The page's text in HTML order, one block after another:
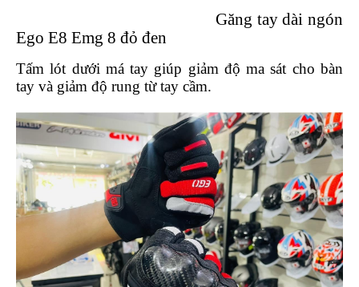
ĐIỆN
THOẠI
XE
MÁY
PHỤ
KIỆN
PHƯỢT
ĐỒ
CHƠI
MOTO
PHỤ
MBIKER
HCM
Găng tay dài ngón
Ego E8 Emg 8 đỏ đen
Tấm lót dưới má tay giúp giảm độ ma sát cho bàn
tay và giảm độ rung từ tay cầm.